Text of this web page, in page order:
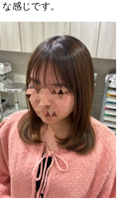
感じです。